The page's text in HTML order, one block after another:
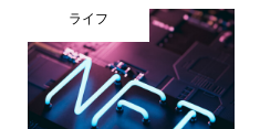
ライフ